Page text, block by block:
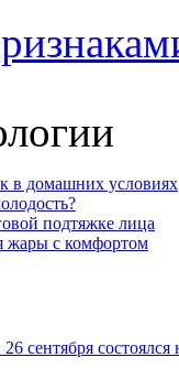
в домашних условиях
подтяжке лица
жары с комфортом
сентября